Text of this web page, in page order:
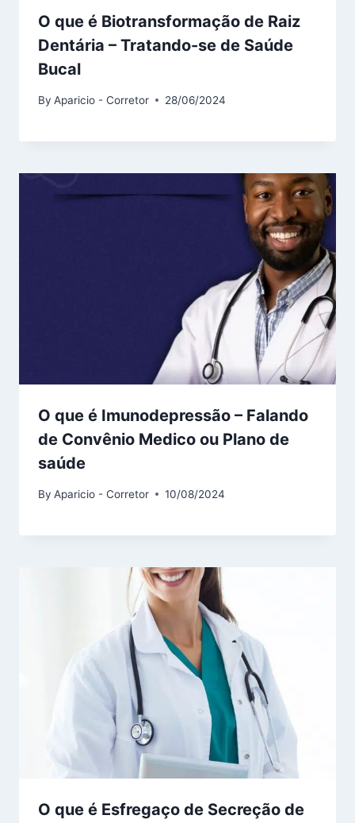
O que é Biotransformação de Raiz
Dentária – Tratando-se de Saúde
Bucal
By Aparicio - Corretor 28/06/2024
O que é Imunodepressão – Falando
de Convênio Medico ou Plano de
saúde
By Aparicio - Corretor 10/08/2024
O que é Esfregaço de Secreção de